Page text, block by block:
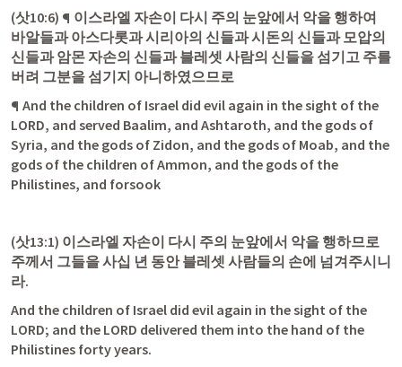
(삿10:6) ¶ 이스라엘 자손이 다시 주의 눈앞에서 악을 행하여
바알들과 아스다롯과 시리아의 신들과 시돈의 신들과 모압의
신들과 암몬 자손의 신들과 블레셋 사람의 신들을 섬기고 주를
버려 그분을 섬기지 아니하였으므로
¶ And the children of Israel did evil again in the sight of the
LORD, and served Baalim, and Ashtaroth, and the gods of
Syria, and the gods of Zidon, and the gods of Moab, and the
gods of the children of Ammon, and the gods of the
Philistines, and forsook
(삿13:1) 이스라엘 자손이 다시 주의 눈앞에서 악을 행하므로
주께서 그들을 사십 년 동안 블레셋 사람들의 손에 넘겨주시니
라.
And the children of Israel did evil again in the sight of the
LORD; and the LORD delivered them into the hand of the
Philistines forty years.